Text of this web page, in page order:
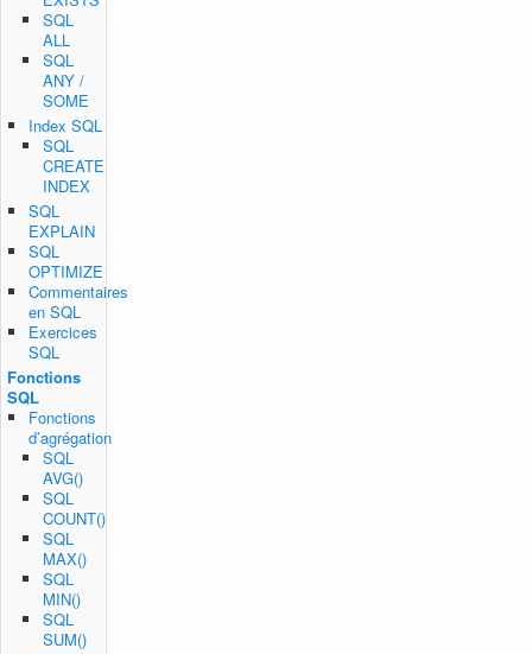
SQL
ALL
SQL
ANY /
SOME
Index SQL
SQL
CREATE
INDEX
SQL
EXPLAIN
SQL
OPTIMIZE
Commentaires
en SQL
Exercices
SQL
Fonctions
SQL
Fonctions
d’agrégation
SQL
AVG()
SQL
COUNT()
SQL
MAX()
SQL
MIN()
SQL
SUM()